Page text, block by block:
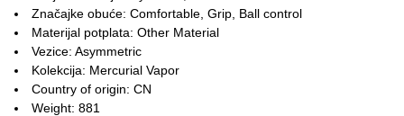
Značajke obuće: Comfortable, Grip, Ball control
Materijal potplata: Other Material
Vezice: Asymmetric
Kolekcija: Mercurial Vapor
Country of origin: CN
Weight: 881